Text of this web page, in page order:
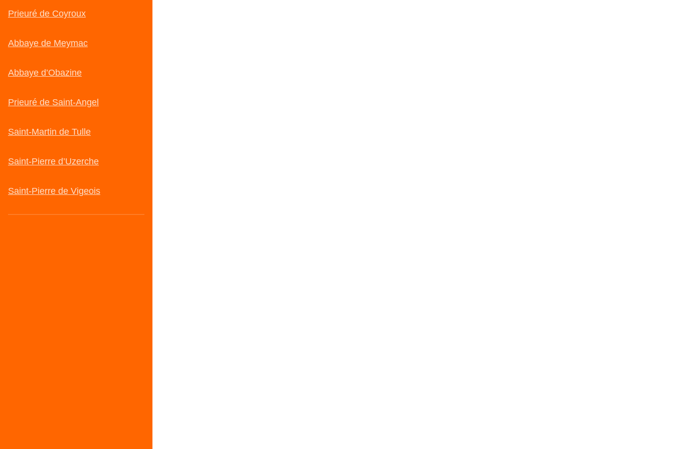
Prieuré de Coyroux
Abbaye de Meymac
Abbaye d’Obazine
Prieuré de Saint-Angel
Saint-Martin de Tulle
Saint-Pierre d’Uzerche
Saint-Pierre de Vigeois